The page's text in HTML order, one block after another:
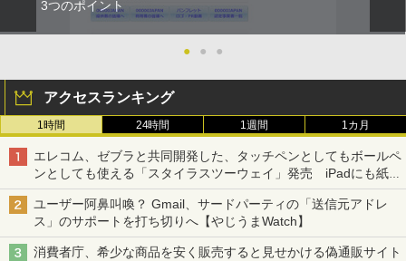
3つのポイント
● ● ●
アクセスランキング
1時間 24時間 1週間 1カ月
エレコム、ゼブラと共同開発した、タッチペンとしてもボールペ
ンとしても使える「スタイラスツーウェイ」発売 iPadにも紙に
も、持ち替えずに書き込める
ユーザー阿鼻叫喚？ Gmail、サードパーティの「送信元アドレ
ス」のサポートを打ち切りへ【やじうまWatch】
消費者庁、希少な商品を安く販売すると見せかける偽通販サイト